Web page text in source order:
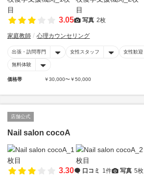
3.05 写真 2枚
家庭教師 心理カウンセリング
出張・訪問専門 女性スタッフ 女性歓迎
無料体験
価格帯 ￥30,000〜￥50,000
店舗公式
Nail salon cocoA
3.30 口コミ 1件 写真 5枚